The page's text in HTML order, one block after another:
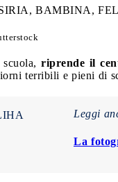
riprende il
terribili e pieni di
Leggi
La